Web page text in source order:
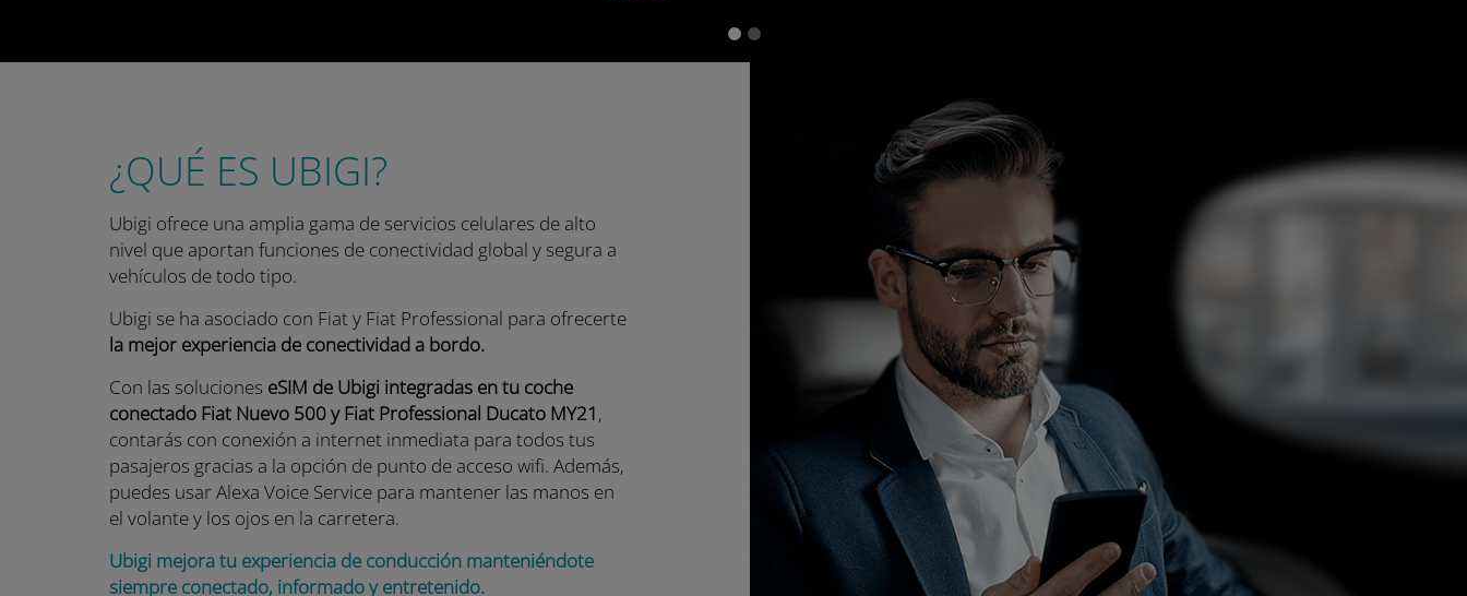
¿QUÉ ES UBIGI?
Ubigi ofrece una amplia gama de servicios celulares de alto
nivel que aportan funciones de conectividad global y segura a
vehículos de todo tipo.
Ubigi se ha asociado con Fiat y Fiat Professional para ofrecerte
la mejor experiencia de conectividad a bordo.
Con las soluciones eSIM de Ubigi integradas en tu coche
conectado Fiat Nuevo 500 y Fiat Professional Ducato MY21,
contarás con conexión a internet inmediata para todos tus
pasajeros gracias a la opción de punto de acceso wifi. Además,
puedes usar Alexa Voice Service para mantener las manos en
el volante y los ojos en la carretera.
Ubigi mejora tu experiencia de conducción manteniéndote
siempre conectado, informado y entretenido.